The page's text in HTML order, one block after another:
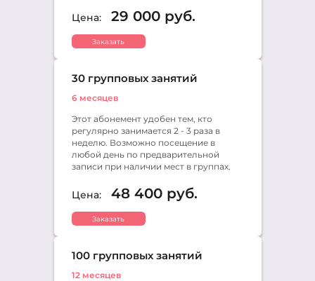
Цена: 29 000 руб.
Заказать
30 групповых занятий
6 месяцев
Этот абонемент удобен тем, кто
регулярно занимается 2 - 3 раза в
неделю. Возможно посещение в
любой день по предварительной
записи при наличии мест в группах.
Цена: 48 400 руб.
Заказать
100 групповых занятий
12 месяцев